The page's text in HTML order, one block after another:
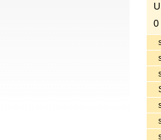
U
0